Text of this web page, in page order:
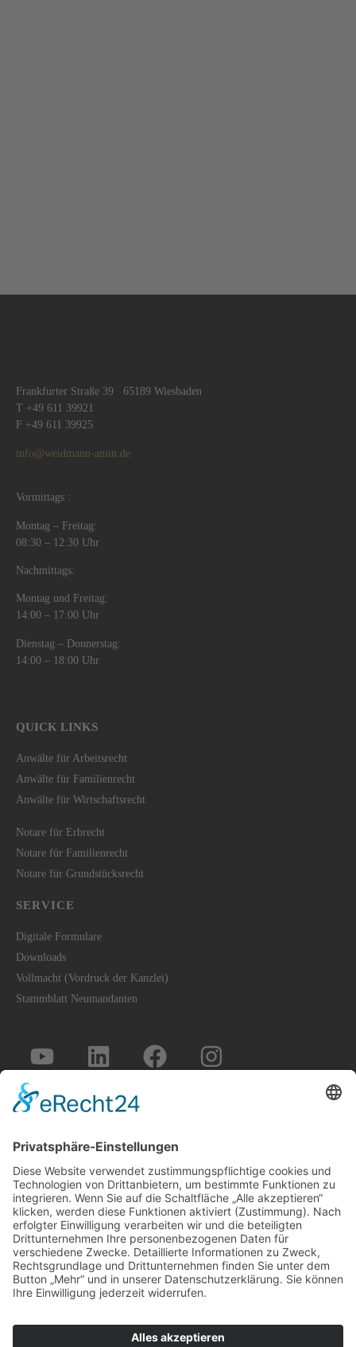
Frankfurter Straße 39 65189 Wiesbaden
T +49 611 39921
F +49 611 39925
info@weidmann-amin.de
Vormittags :
Montag – Freitag:
08:30 – 12:30 Uhr
Nachmittags:
Montag und Freitag:
14:00 – 17:00 Uhr
Dienstag – Donnerstag:
14:00 – 18:00 Uhr
QUICK LINKS
Anwälte für Arbeitsrecht
Anwälte für Familienrecht
Anwälte für Wirtschaftsrecht
Notare für Erbrecht
Notare für Familienrecht
Notare für Grundstücksrecht
SERVICE
Digitale Formulare
Downloads
Vollmacht (Vordruck der Kanzlei)
Stammblatt Neumandanten
WEIDMANN AMIN + PARTNER 2026
RECHTSANWÄLTE UND NOTARE IN WIESBADEN
KARRIERE